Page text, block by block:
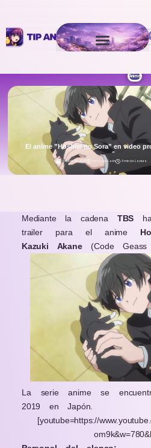
Anime
El anime ”Hoshiai no Sora” en video
October 29, 2020 Por Isaac León 5 min de Lectura .
Mediante la cadena TBS
trailer para el anime
Kazuki Akane (Code
La serie anime se
2019 en Japón.
[youtube=https://